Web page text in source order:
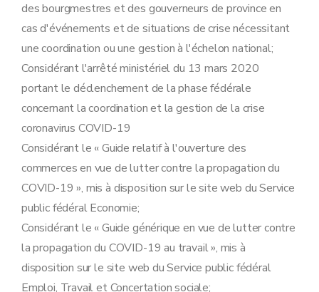
des bourgmestres et des gouverneurs de province en
cas d'événements et de situations de crise nécessitant
une coordination ou une gestion à l'échelon national;
Considérant l'arrêté ministériel du 13 mars 2020
portant le déclenchement de la phase fédérale
concernant la coordination et la gestion de la crise
coronavirus COVID-19
Considérant le « Guide relatif à l'ouverture des
commerces en vue de lutter contre la propagation du
COVID-19 », mis à disposition sur le site web du Service
public fédéral Economie;
Considérant le « Guide générique en vue de lutter contre
la propagation du COVID-19 au travail », mis à
disposition sur le site web du Service public fédéral
Emploi, Travail et Concertation sociale;